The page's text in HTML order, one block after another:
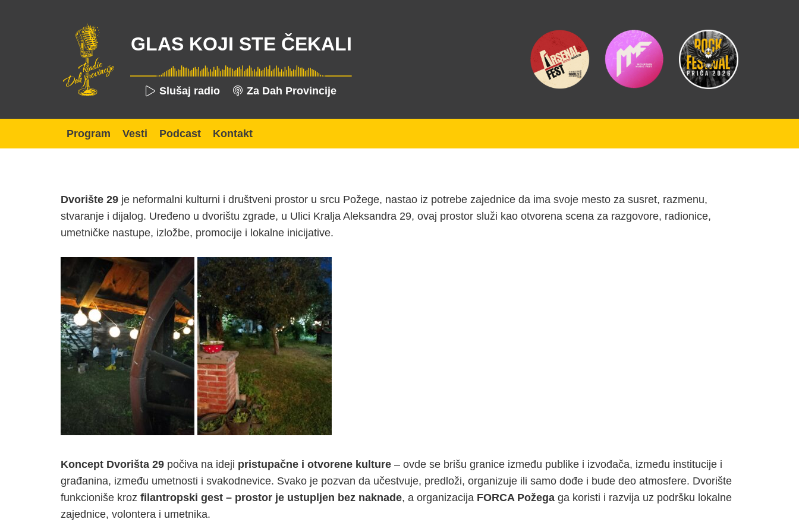
GLAS KOJI STE ČEKALI
Slušaj radio Za Dah Provincije
Program Vesti Podcast Kontakt
Dvorište 29 je neformalni kulturni i društveni prostor u srcu Požege, nastao iz potrebe zajednice da ima svoje mesto za susret, razmenu,
stvaranje i dijalog. Uređeno u dvorištu zgrade, u Ulici Kralja Aleksandra 29, ovaj prostor služi kao otvorena scena za razgovore, radionice,
umetničke nastupe, izložbe, promocije i lokalne inicijative.
Koncept Dvorišta 29 počiva na ideji pristupačne i otvorene kulture – ovde se brišu granice između publike i izvođača, između institucije i
građanina, između umetnosti i svakodnevice. Svako je pozvan da učestvuje, predloži, organizuje ili samo dođe i bude deo atmosfere. Dvorište
funkcioniše kroz filantropski gest – prostor je ustupljen bez naknade, a organizacija FORCA Požega ga koristi i razvija uz podršku lokalne
zajednice, volontera i umetnika.